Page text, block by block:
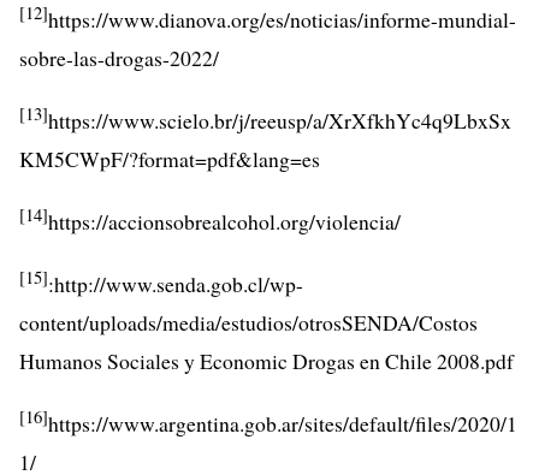
[12]https://www.dianova.org/es/noticias/informe-mundial-
sobre-las-drogas-2022/
[13]https://www.scielo.br/j/reeusp/a/XrXfkhYc4q9LbxSx
KM5CWpF/?format=pdf&lang=es
[14]https://accionsobrealcohol.org/violencia/
[15]:http://www.senda.gob.cl/wp-
content/uploads/media/estudios/otrosSENDA/Costos
Humanos Sociales y Economic Drogas en Chile 2008.pdf
[16]https://www.argentina.gob.ar/sites/default/files/2020/1
1/